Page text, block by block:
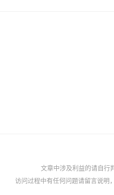
文章中涉及利益的请自行
访问过程中有任何问题请留言说明